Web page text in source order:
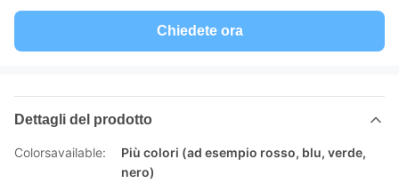
Chiedete ora
Dettagli del prodotto
Colorsavailable:
Più colori (ad esempio rosso, blu, verde,
nero)